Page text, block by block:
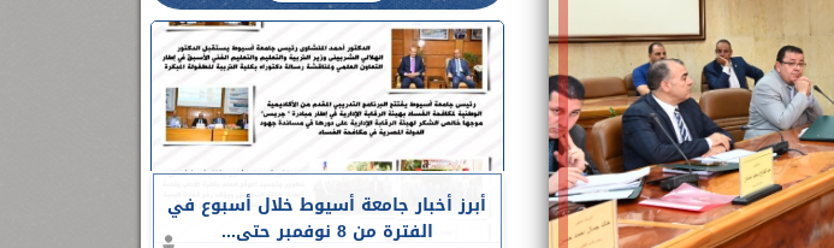
أبرز أخبار جامعة أسيوط خلال أسبوع في
الفترة من 8 نوفمبر حتى...